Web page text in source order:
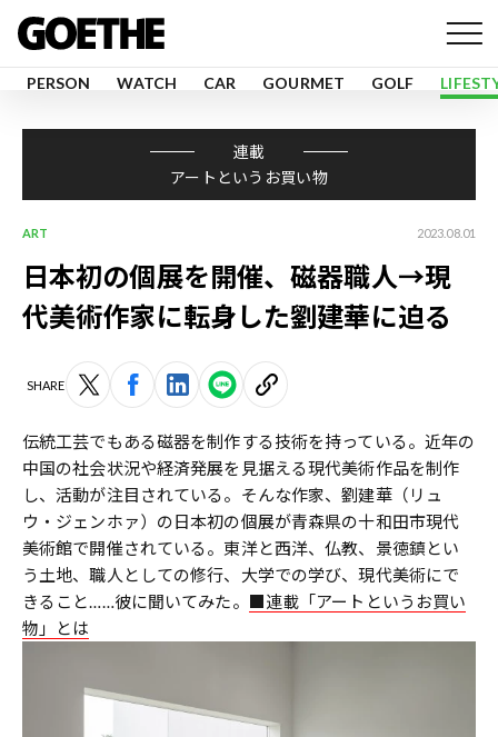
PERSON WATCH CAR GOURMET GOLF
連載
アートというお買い物
ART 2023.08.01
日本初の個展を開催、磁器職人→現
代美術作家に転身した劉建華に迫る
SHARE
伝統工芸でもある磁器を制作する技術を持っている。近年の
中国の社会状況や経済発展を見据える現代美術作品を制作
し、活動が注目されている。そんな作家、劉建華（リュ
ウ・ジェンホァ）の日本初の個展が青森県の十和田市現代
美術館で開催されている。東洋と西洋、仏教、景徳鎮とい
う土地、職人としての修行、大学での学び、現代美術にで
きること……彼に聞いてみた。 ■連載「アートというお買い
物」とは